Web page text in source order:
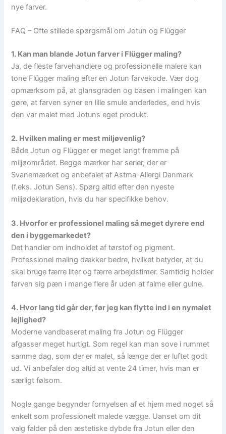
nye farver.
FAQ – Ofte stillede spørgsmål om Jotun og Flügger
1. Kan man blande Jotun farver i Flügger maling?
Ja, de fleste farvehandlere og professionelle malere kan
tone Flügger maling efter en Jotun farvekode. Vær dog
opmærksom på, at glansgraden og basen i malingen kan
gøre, at farven syner en lille smule anderledes, end hvis
den var malet med Jotuns eget produkt.
2. Hvilken maling er mest miljøvenlig?
Både Jotun og Flügger er meget langt fremme på
miljøområdet. Begge mærker har serier, der er
Svanemærket og anbefalet af Astma-Allergi Danmark
(f.eks. Jotun Sens). Spørg altid efter den nyeste
miljødeklaration, hvis du har specifikke behov.
3. Hvorfor er professionel maling så meget dyrere end
den i byggemarkedet?
Det handler om indholdet af tørstof og pigment.
Professionel maling dækker bedre, hvilket betyder, at du
skal bruge færre liter og færre arbejdstimer. Samtidig holder
farven sig pæn i mange flere år uden at falme eller gulne.
4. Hvor lang tid går der, før jeg kan flytte ind i en nymalet
lejlighed?
Moderne vandbaseret maling fra Jotun og Flügger
afgasser meget hurtigt. Som regel kan man sove i rummet
samme dag, som der er malet, så længe der er luftet godt
ud. Vi anbefaler dog altid at vente 24 timer, hvis man er
særligt følsom.
Nogle gange begynder fornyelsen af et hjem med noget så
enkelt som professionelt malede vægge. Uanset om dit
valg falder på den æstetiske dybde fra Jotun eller den